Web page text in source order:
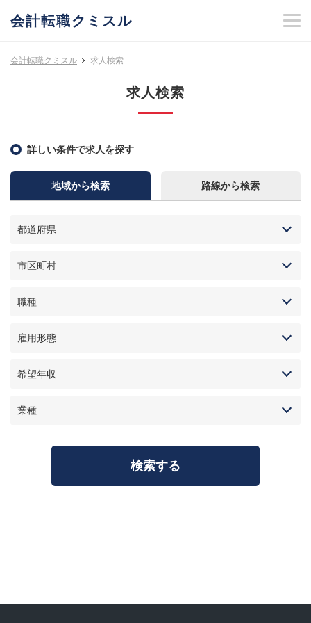
会計転職クミスル
会計転職クミスル 求人検索
求人検索
詳しい条件で求人を探す
地域から検索 路線から検索
都道府県
市区町村
職種
雇用形態
希望年収
業種